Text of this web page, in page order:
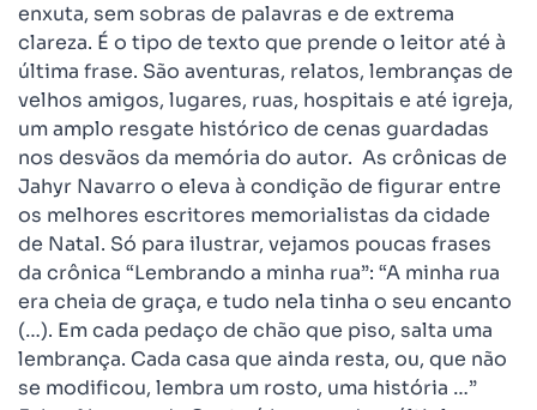
enxuta, sem sobras de palavras e de extrema
clareza. É o tipo de texto que prende o leitor até à
última frase. São aventuras, relatos, lembranças de
velhos amigos, lugares, ruas, hospitais e até igreja,
um amplo resgate histórico de cenas guardadas
nos desvãos da memória do autor. As crônicas de
Jahyr Navarro o eleva à condição de figurar entre
os melhores escritores memorialistas da cidade
de Natal. Só para ilustrar, vejamos poucas frases
da crônica “Lembrando a minha rua”: “A minha rua
era cheia de graça, e tudo nela tinha o seu encanto
(…). Em cada pedaço de chão que piso, salta uma
lembrança. Cada casa que ainda resta, ou, que não
se modificou, lembra um rosto, uma história …”